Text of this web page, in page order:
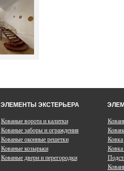
ЭЛЕМЕНТЫ ЭКСТЕРЬЕРА
Кованые ворота и калитки
Кованые заборы и ограждения
Кованые оконные решетки
Кованые козырьки
Кованые двери и перегородки
Ковка